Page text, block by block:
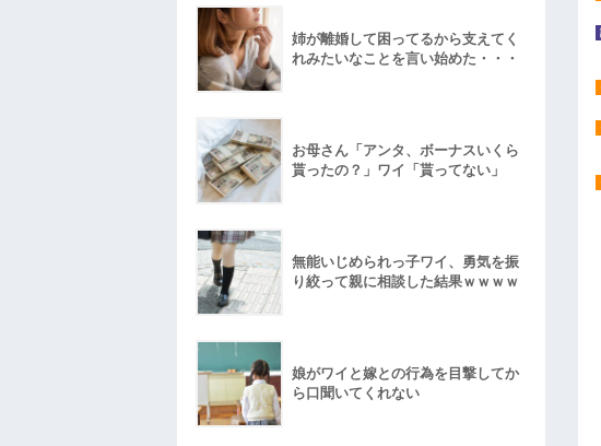
姉が離婚して困ってるから支えてく
れみたいなことを言い始めた・・・
お母さん「アンタ、ボーナスいくら
貰ったの？」ワイ「貰ってない」
無能いじめられっ子ワイ、勇気を振
り絞って親に相談した結果ｗｗｗｗ
娘がワイと嫁との行為を目撃してか
ら口聞いてくれない